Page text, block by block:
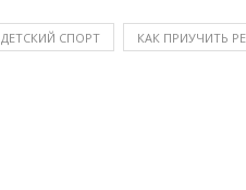
ДЕТСКИЙ СПОРТ КАК ПРИУЧИТЬ